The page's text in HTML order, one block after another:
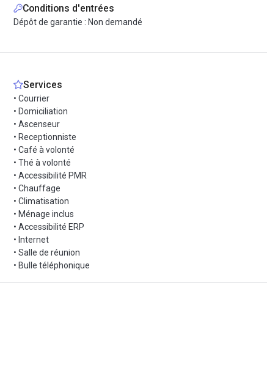
Conditions d'entrées
Dépôt de garantie : Non demandé
Services
• Courrier
• Domiciliation
• Ascenseur
• Receptionniste
• Café à volonté
• Thé à volonté
• Accessibilité PMR
• Chauffage
• Climatisation
• Ménage inclus
• Accessibilité ERP
• Internet
• Salle de réunion
• Bulle téléphonique